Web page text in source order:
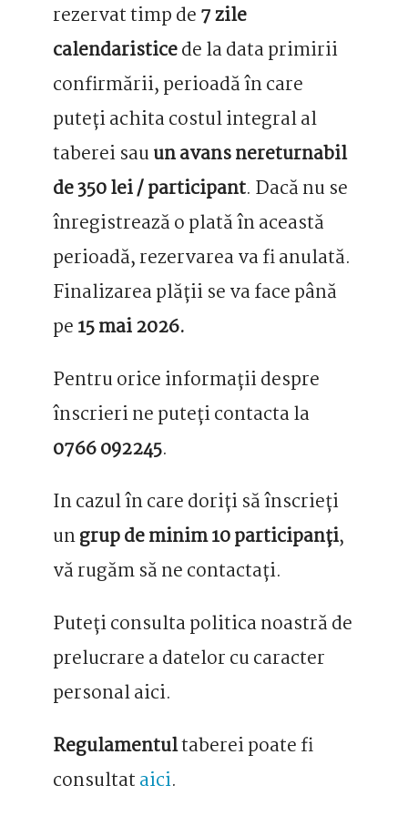
rezervat timp de7 zile
calendaristicede la data primirii
confirmării, perioadă în care
puteți achita costul integral al
taberei sauun avans nereturnabil
de 350 lei / participant. Dacă nu se
înregistrează o plată în această
perioadă, rezervarea va fi anulată.
Finalizarea plății se va face până
pe15 mai 2026.
Pentru orice informații despre
înscrieri ne puteți contacta la
0766 092245.
In cazul în care doriți să înscrieți
ungrup de minim 10 participanți,
vă rugăm să ne contactați.
Puteți consulta politica noastră de
prelucrare a datelor cu caracter
personal aici.
Regulamentultaberei poate fi
consultataici.